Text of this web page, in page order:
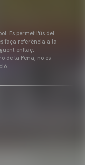
Es permet l'ús del
faça referència a la
enllaç:
de la Peña, no es